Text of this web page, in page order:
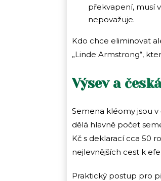
překvapení, musí
nepovažuje.
Kdo chce eliminovat
„Linde Armstrong“,
Výsev a
Semena kléomy jsou
dělá hlavně počet
Kč s deklarací cca 50
nejlevnějších cest k
Praktický postup pro